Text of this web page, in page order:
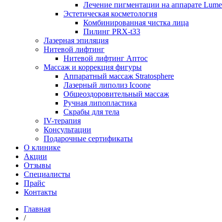
Лечение пигментации на аппарате
Эстетическая косметология
Комбинированная чистка лица
Пилинг PRX-t33
Лазерная эпиляция
Нитевой лифтинг
Нитевой лифтинг Аптос
Массаж и коррекция фигуры
Аппаратный массаж Stratosphere
Лазерный липолиз Icoone
Общеоздоровительный массаж
Ручная липопластика
Скрабы для тела
IV-терапия
Консультации
Подарочные сертификаты
О клинике
Акции
Отзывы
Специалисты
Прайс
Контакты
Главная
/